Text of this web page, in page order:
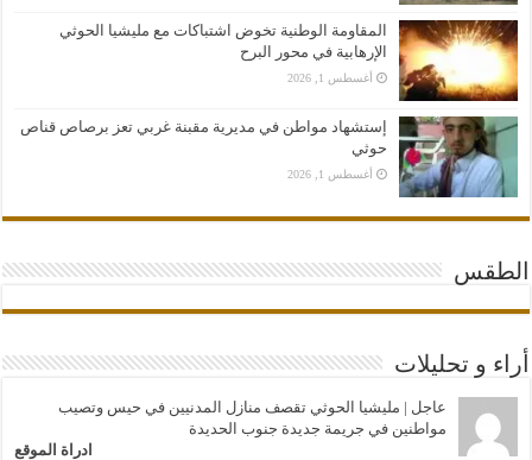
المقاومة الوطنية تخوض اشتباكات مع مليشيا الحوثي
الإرهابية في محور البرح
أغسطس 1, 2026
إستشهاد مواطن في مديرية مقبنة غربي تعز برصاص قناص
حوثي
أغسطس 1, 2026
الطقس
أراء و تحليلات
عاجل | مليشيا الحوثي تقصف منازل المدنيين في حيس وتصيب
مواطنين في جريمة جديدة جنوب الحديدة
ادراة الموقع